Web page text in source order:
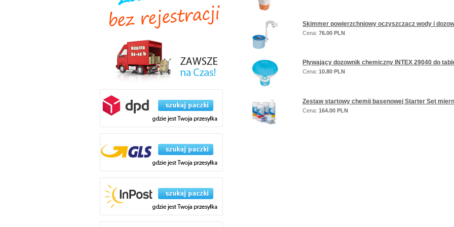
Skimmer powierzchniowy oczyszczacz wody i
Cena: 76.00 PLN
Pływający dozownik chemiczny INTEX 29040 do
Cena: 10.80 PLN
Zestaw startowy chemii basenowej Starter Set
Cena: 164.00 PLN